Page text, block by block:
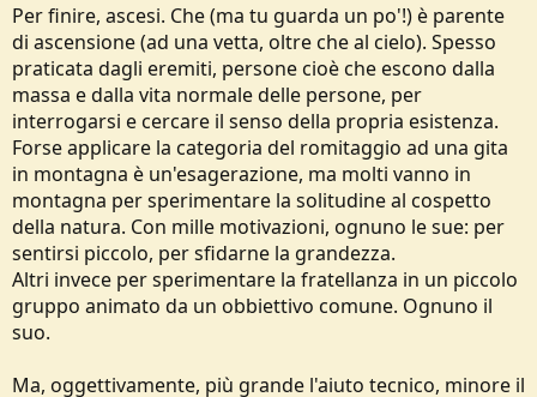
Per finire, ascesi. Che (ma tu guarda un po'!) è parente
di ascensione (ad una vetta, oltre che al cielo). Spesso
praticata dagli eremiti, persone cioè che escono dalla
massa e dalla vita normale delle persone, per
interrogarsi e cercare il senso della propria esistenza.
Forse applicare la categoria del romitaggio ad una gita
in montagna è un'esagerazione, ma molti vanno in
montagna per sperimentare la solitudine al cospetto
della natura. Con mille motivazioni, ognuno le sue: per
sentirsi piccolo, per sfidarne la grandezza.
Altri invece per sperimentare la fratellanza in un piccolo
gruppo animato da un obbiettivo comune. Ognuno il
suo.
Ma, oggettivamente, più grande l'aiuto tecnico, minore il